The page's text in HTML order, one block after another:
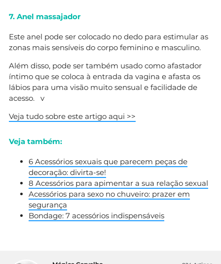
7. Anel massajador
Este anel pode ser colocado no dedo para estimular as
zonas mais sensíveis do corpo feminino e masculino.
Além disso, pode ser também usado como afastador
íntimo que se coloca à entrada da vagina e afasta os
lábios para uma visão muito sensual e facilidade de
acesso. v
Veja tudo sobre este artigo aqui >>
Veja também:
6 Acessórios sexuais que parecem peças de
decoração: divirta-se!
8 Acessórios para apimentar a sua relação sexual
Acessórios para sexo no chuveiro: prazer em
segurança
Bondage: 7 acessórios indispensáveis